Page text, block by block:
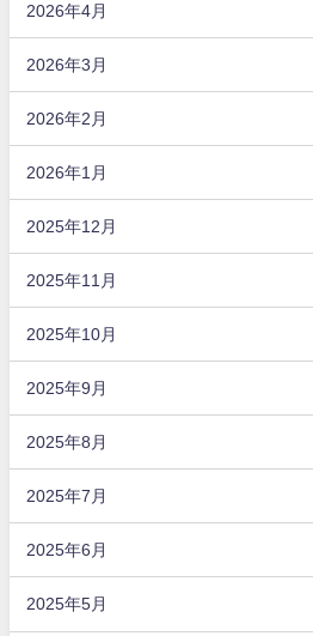
2026年4月
2026年3月
2026年2月
2026年1月
2025年12月
2025年11月
2025年10月
2025年9月
2025年8月
2025年7月
2025年6月
2025年5月